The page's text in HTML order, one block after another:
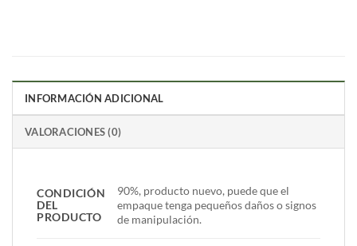
INFORMACIÓN ADICIONAL
VALORACIONES (0)
CONDICIÓN
DEL
PRODUCTO
90%, producto nuevo, puede que el
empaque tenga pequeños daños o signos
de manipulación.